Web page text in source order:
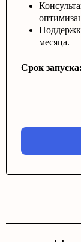
месяца.
Срок запуска: